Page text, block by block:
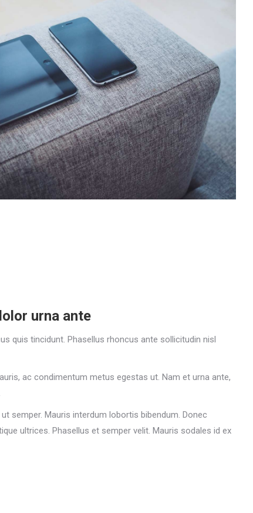
urna ante
quis tincidunt. Phasellus rhoncus ante sollicitudin nisl
ac condimentum metus egestas ut. Nam et urna ante,
semper. Mauris interdum lobortis bibendum. Donec
ultrices. Phasellus et semper velit. Mauris sodales id ex